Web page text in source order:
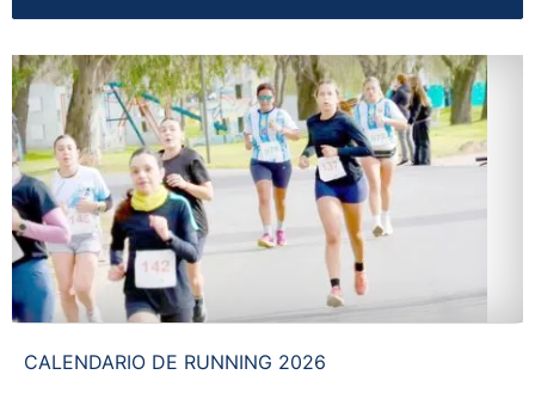
CALENDARIO DE RUNNING 2026